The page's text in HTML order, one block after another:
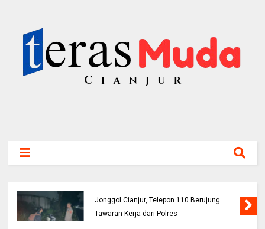
Jonggol Cianjur, Telepon 110 Berujung
Tawaran Kerja dari Polres